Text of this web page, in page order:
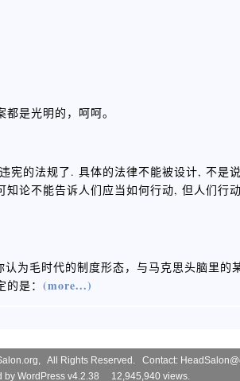
是光明的，呵呵。
的法规了. 具体的法律不能被设计, 不是
论不能告诉人们应当如何行动, 但人们行
为毛时代的制度形态，与马克思头脑里的
是： (more...)
All Rights Reserved. Contact:
by WordPress v4.2.38 12,945,940 views.